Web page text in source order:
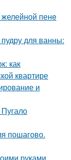
желейной пенe
для ванны:
как
квартире
и
Пугало
пошагово.